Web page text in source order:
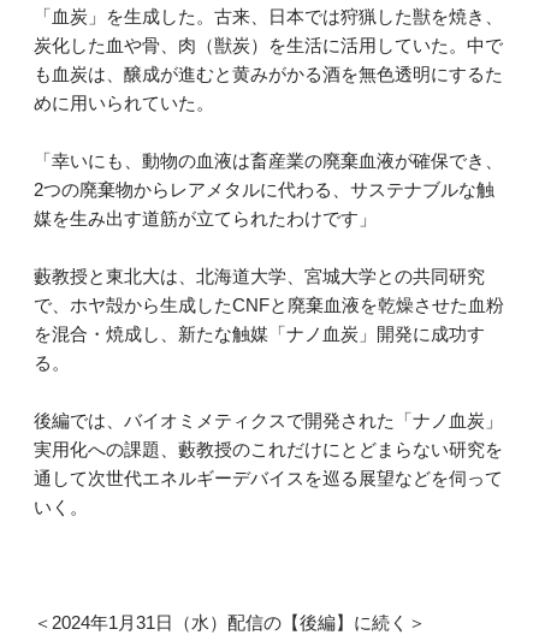
「血炭」を生成した。古来、日本では狩猟した獣を焼き、
炭化した血や骨、肉（獣炭）を生活に活用していた。中で
も血炭は、醸成が進むと黄みがかる酒を無色透明にするた
めに用いられていた。
「幸いにも、動物の血液は畜産業の廃棄血液が確保でき、
2つの廃棄物からレアメタルに代わる、サステナブルな触
媒を生み出す道筋が立てられたわけです」
藪教授と東北大は、北海道大学、宮城大学との共同研究
で、ホヤ殻から生成したCNFと廃棄血液を乾燥させた血粉
を混合・焼成し、新たな触媒「ナノ血炭」開発に成功す
る。
後編では、バイオミメティクスで開発された「ナノ血炭」
実用化への課題、藪教授のこれだけにとどまらない研究を
通して次世代エネルギーデバイスを巡る展望などを伺って
いく。
＜2024年1月31日（水）配信の【後編】に続く＞